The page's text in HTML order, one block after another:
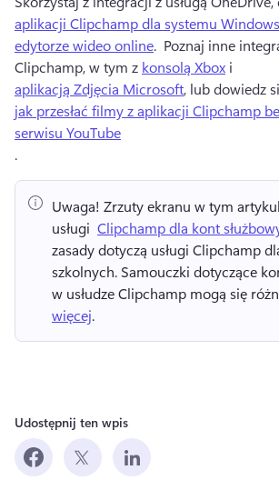
aplikacji Clipchamp dla systemu Windows
edytorze wideo online. Poznaj inne
Clipchamp, w tym z konsolą Xbox i
aplikacją Zdjęcia Microsoft, lub dowiedz
jak przesłać filmy z aplikacji Clipchamp
serwisu YouTube
.
Uwaga! Zrzuty ekranu w tym
usługi ⁠ Clipchamp dla kont
zasady dotyczą usługi Clipchamp
szkolnych. Samouczki dotyczące
w usłudze Clipchamp mogą się
więcej.
Udostępnij ten wpis